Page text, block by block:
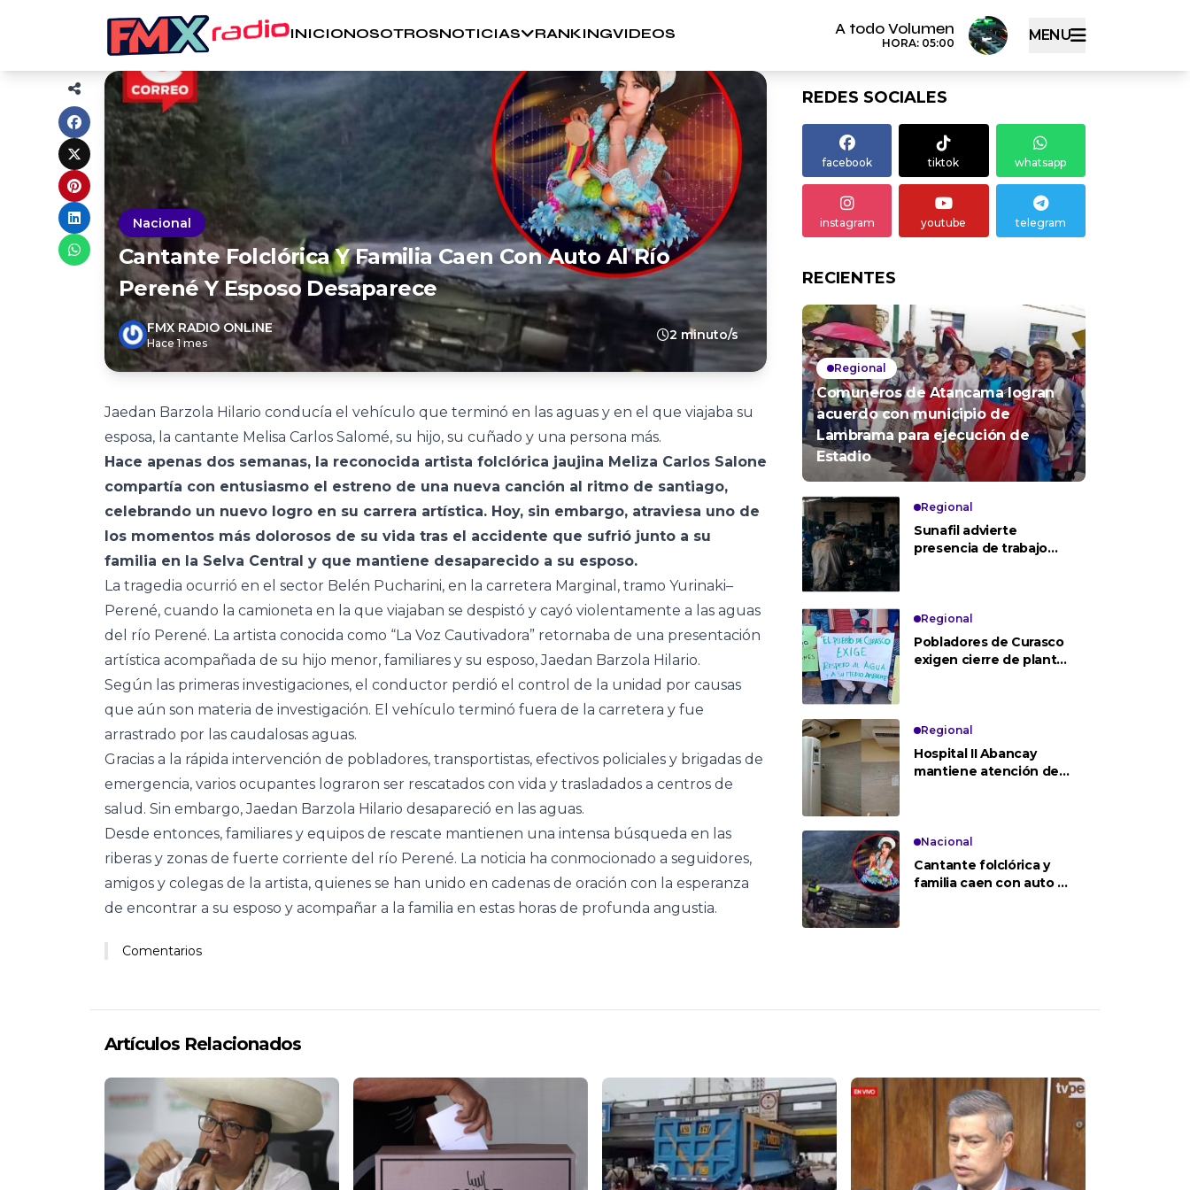
INICIONOSOTROSNOTICIAS RANKINGVIDEOS A todo Volumen
HORA: 05:00 MENU
Nacional
Cantante Folclórica Y Familia Caen Con Auto Al Río
Perené Y Esposo Desaparece
FMX RADIO ONLINE
Hace 1 mes
2 minuto/s
Jaedan Barzola Hilario conducía el vehículo que terminó en las aguas y en el que viajaba su
esposa, la cantante Melisa Carlos Salomé, su hijo, su cuñado y una persona más.
Hace apenas dos semanas, la reconocida artista folclórica jaujina Meliza Carlos Salone
compartía con entusiasmo el estreno de una nueva canción al ritmo de santiago,
celebrando un nuevo logro en su carrera artística. Hoy, sin embargo, atraviesa uno de
los momentos más dolorosos de su vida tras el accidente que sufrió junto a su
familia en la Selva Central y que mantiene desaparecido a su esposo.
La tragedia ocurrió en el sector Belén Pucharini, en la carretera Marginal, tramo Yurinaki–
Perené, cuando la camioneta en la que viajaban se despistó y cayó violentamente a las aguas
del río Perené. La artista conocida como “La Voz Cautivadora” retornaba de una presentación
artística acompañada de su hijo menor, familiares y su esposo, Jaedan Barzola Hilario.
Según las primeras investigaciones, el conductor perdió el control de la unidad por causas
que aún son materia de investigación. El vehículo terminó fuera de la carretera y fue
arrastrado por las caudalosas aguas.
Gracias a la rápida intervención de pobladores, transportistas, efectivos policiales y brigadas de
emergencia, varios ocupantes lograron ser rescatados con vida y trasladados a centros de
salud. Sin embargo, Jaedan Barzola Hilario desapareció en las aguas.
Desde entonces, familiares y equipos de rescate mantienen una intensa búsqueda en las
riberas y zonas de fuerte corriente del río Perené. La noticia ha conmocionado a seguidores,
amigos y colegas de la artista, quienes se han unido en cadenas de oración con la esperanza
de encontrar a su esposo y acompañar a la familia en estas horas de profunda angustia.
Comentarios
REDES SOCIALES
facebook tiktok whatsapp
instagram youtube telegram
RECIENTES
Regional
Comuneros de Atancama logran
acuerdo con municipio de
Lambrama para ejecución de
Estadio
Regional
Sunafil advierte
presencia de trabajo
en Apurímac
Regional
Pobladores de Curasco
exigen cierre de plantas
Regional
Hospital II Abancay
mantiene atención de
Nacional
Cantante folclórica y
familia caen con auto al
Artículos Relacionados